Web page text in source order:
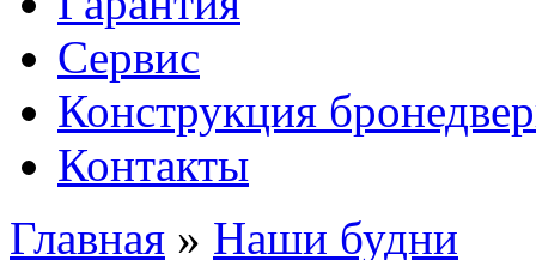
Сервис
Конструкция
Контакты
Главная » Наши будни